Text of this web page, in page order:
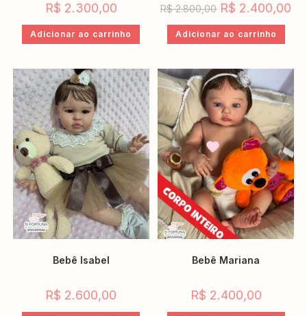
R$ 2.300,00
Adicionar ao carrinho
R$2.800,00 R$ 2.400,00
Adicionar ao carrinho
Bebê Isabel
R$ 2.600,00
Bebê Mariana
R$ 2.400,00